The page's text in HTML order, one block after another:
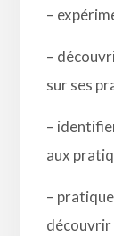
–
–
sur ses
–
aux
–